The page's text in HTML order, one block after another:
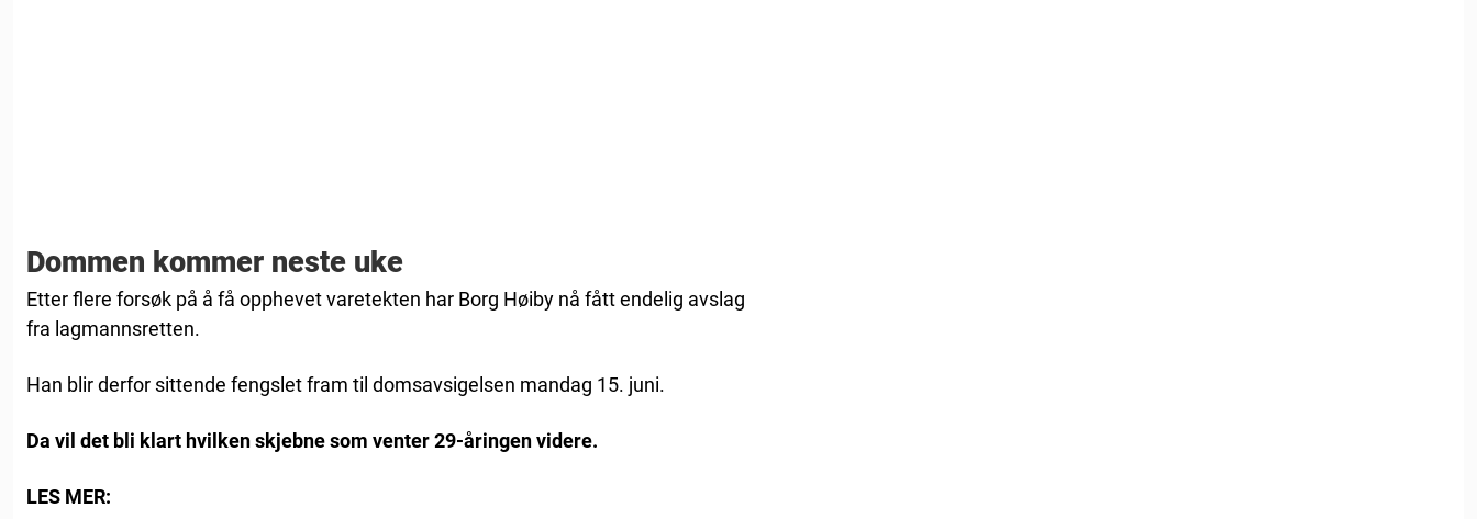
Dommen kommer neste uke
Etter flere forsøk på å få opphevet varetekten har Borg Høiby nå fått endelig avslag
fra lagmannsretten.
Han blir derfor sittende fengslet fram til domsavsigelsen mandag 15. juni.
Da vil det bli klart hvilken skjebne som venter 29-åringen videre.
LES MER: